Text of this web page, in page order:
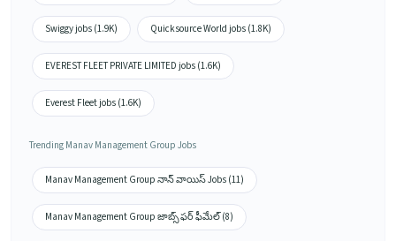
Swiggy jobs (1.9K) Quicksource World jobs (1.8K)
EVEREST FLEET PRIVATE LIMITED jobs (1.6K)
Everest Fleet jobs (1.6K)
Trending Manav Management Group Jobs
Manav Management Group నాన్ వాయిస్ Jobs (11)
Manav Management Group జాబ్స్ ఫర్ ఫీమేల్ (8)